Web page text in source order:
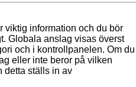
viktig information och du bör
Globala anslag visas överst
och i kontrollpanelen. Om du
eller inte beror på vilken
detta ställs in av